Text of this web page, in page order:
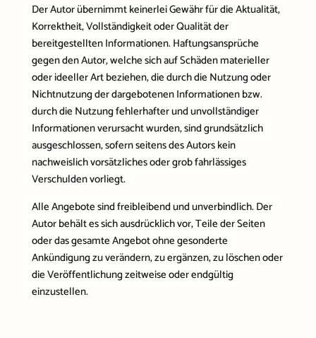
Der Autor übernimmt keinerlei Gewähr für die Aktualität,
Korrektheit, Vollständigkeit oder Qualität der
bereitgestellten Informationen. Haftungsansprüche
gegen den Autor, welche sich auf Schäden materieller
oder ideeller Art beziehen, die durch die Nutzung oder
Nichtnutzung der dargebotenen Informationen bzw.
durch die Nutzung fehlerhafter und unvollständiger
Informationen verursacht wurden, sind grundsätzlich
ausgeschlossen, sofern seitens des Autors kein
nachweislich vorsätzliches oder grob fahrlässiges
Verschulden vorliegt.
Alle Angebote sind freibleibend und unverbindlich. Der
Autor behält es sich ausdrücklich vor, Teile der Seiten
oder das gesamte Angebot ohne gesonderte
Ankündigung zu verändern, zu ergänzen, zu löschen oder
die Veröffentlichung zeitweise oder endgültig
einzustellen.